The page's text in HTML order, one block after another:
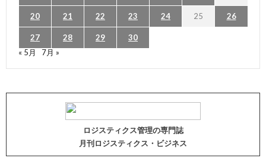
20 21 22 23 24 25 26
27 28 29
30
« 5月
7月 »
ロジスティクス管理の専門誌
月刊ロジスティクス・ビジネス